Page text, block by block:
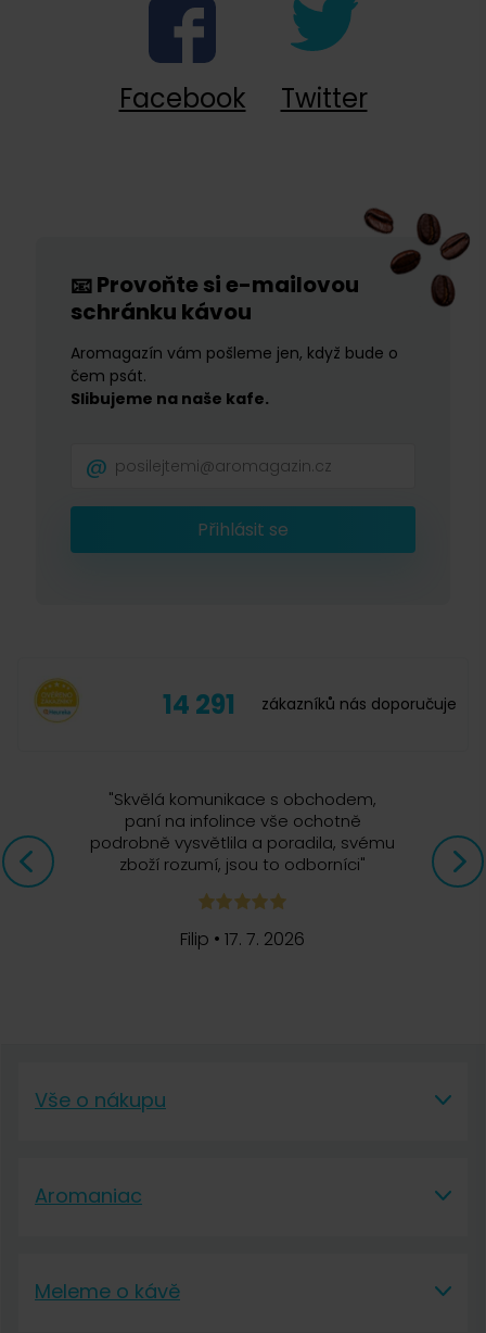
Facebook Twitter
📧Provoňte si e-mailovou
schránku kávou
Aromagazín vám pošleme jen, když bude o
čem psát.
Slibujeme na naše kafe.
Přihlásit se
14 291 zákazníků nás doporučuje
"Skvělá komunikace s obchodem,
paní na infolince vše ochotně
podrobně vysvětlila a poradila, svému
zboží rozumí, jsou to odborníci"
Filip •17. 7. 2026
Vše o nákupu
Aromaniac
Meleme o kávě